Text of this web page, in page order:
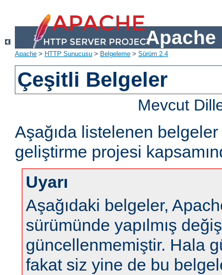
Apache
Apache > HTTP Sunucusu > Belgeleme > Sürüm 2.4
Çeşitli Belgeler
Mevcut
Aşağıda listelenen
geliştirme projesi
Uyarı
Aşağıdaki belgeler,
sürümünde yapılmış
güncellenmemiştir. Hala
fakat siz yine de bu